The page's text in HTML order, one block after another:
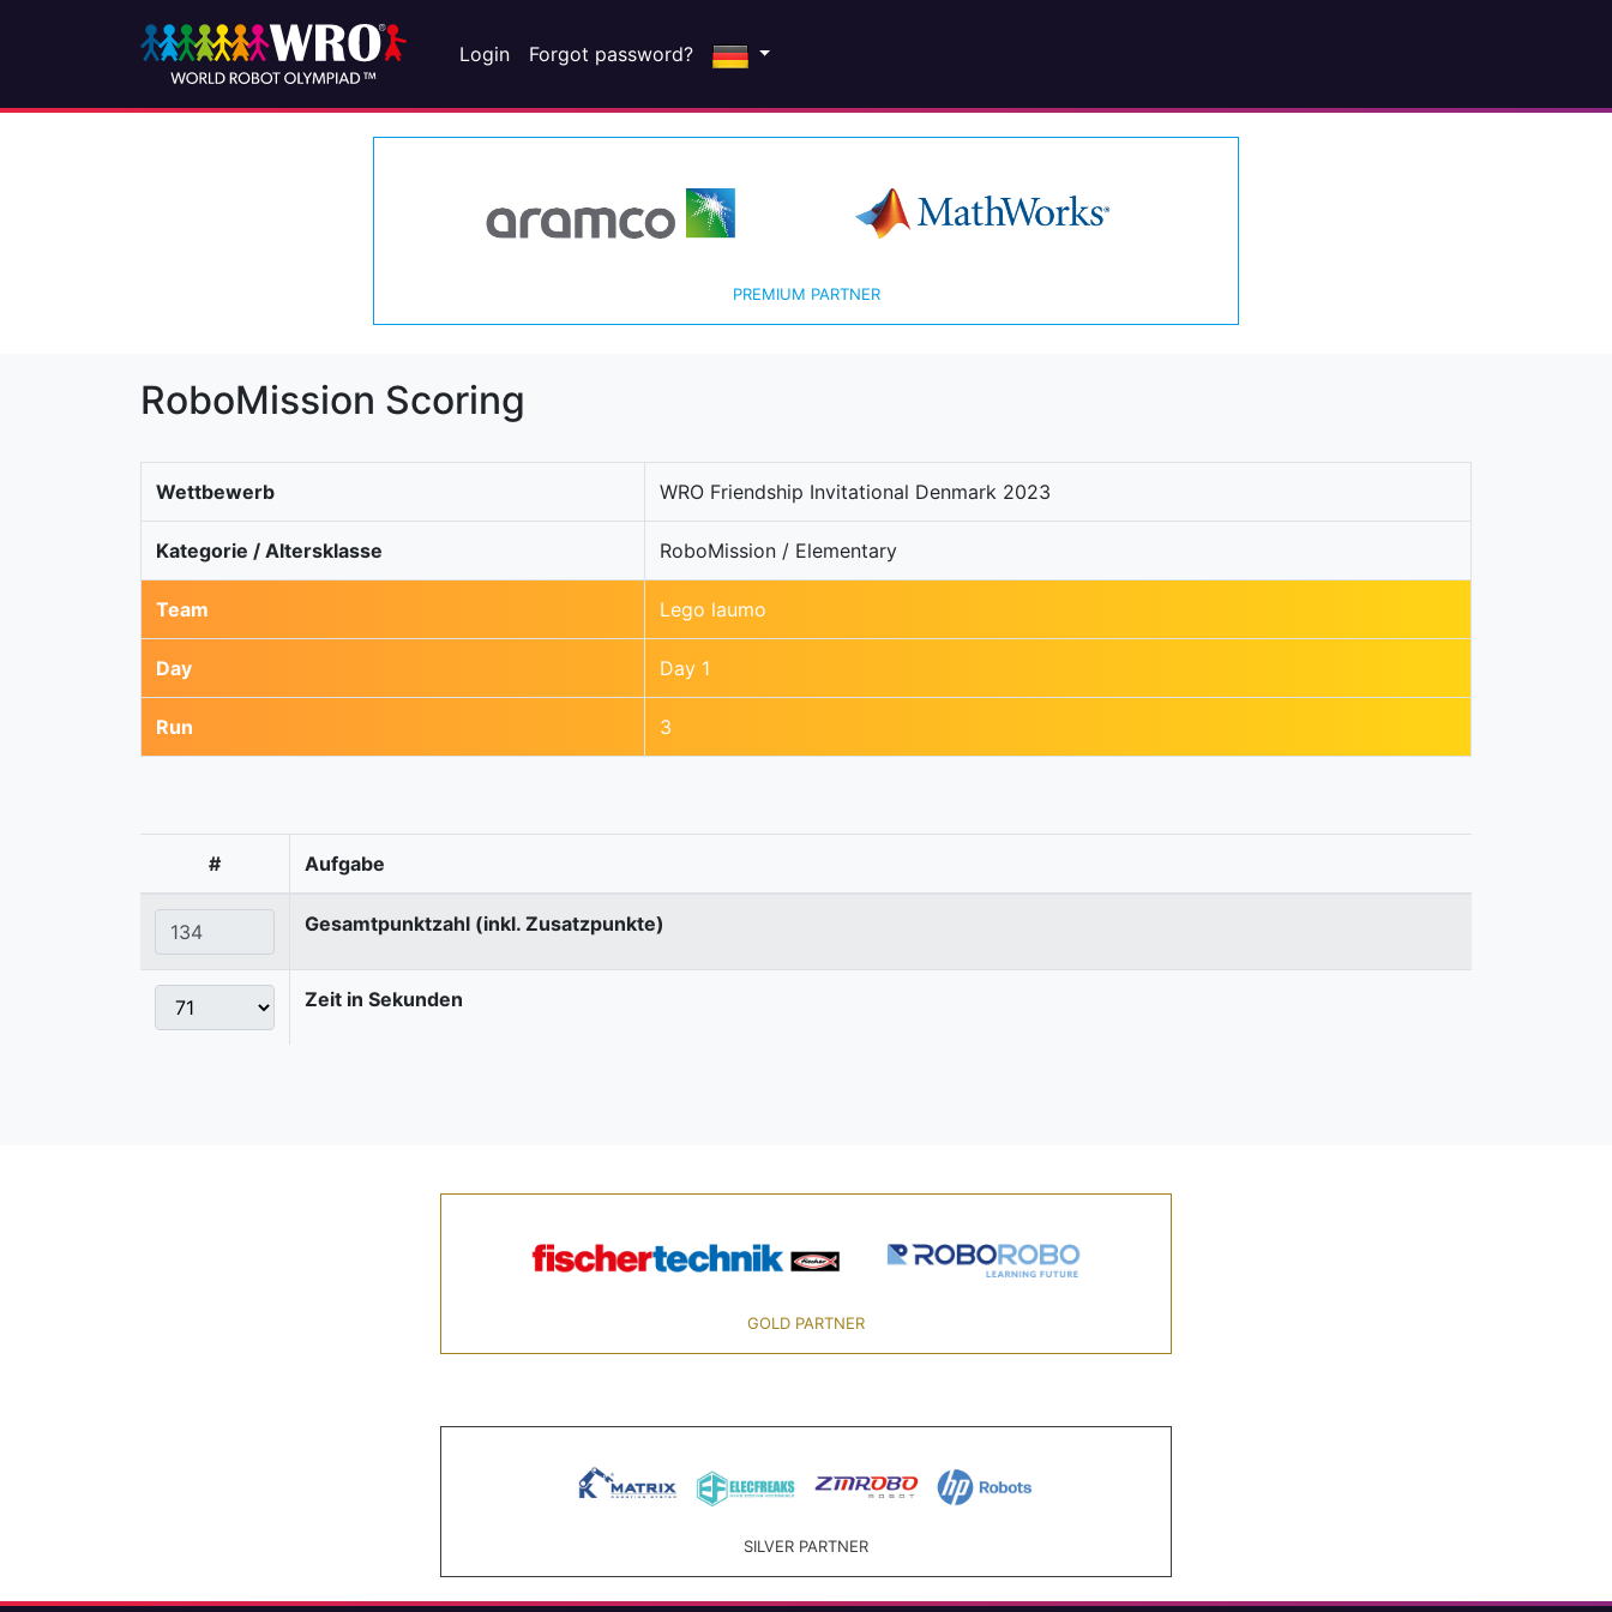
Login Forgot password?
PREMIUM PARTNER
RoboMission Scoring
Wettbewerb WRO Friendship Invitational Denmark 2023
Kategorie / Altersklasse RoboMission / Elementary
Team Lego laumo
Day Day 1
Run 3
# Aufgabe
Gesamtpunktzahl (inkl. Zusatzpunkte)
Zeit in Sekunden
GOLD PARTNER
SILVER PARTNER